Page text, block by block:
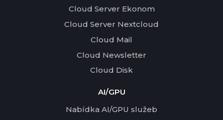
Cloud Server Ekonom
Cloud Server Nextcloud
Cloud Mail
Cloud Newsletter
Cloud Disk
AI/GPU
Nabídka AI/GPU služeb